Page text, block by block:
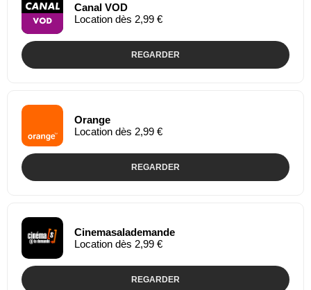
Canal VOD
Location dès 2,99 €
REGARDER
Orange
Location dès 2,99 €
REGARDER
Cinemasalademande
Location dès 2,99 €
REGARDER